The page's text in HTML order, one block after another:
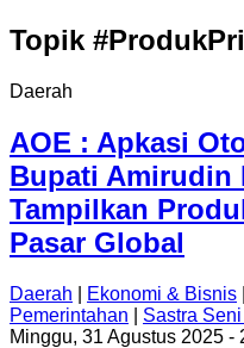
Topik
Daerah
AOE : Apkasi
Bupati Amirudin
Tampilkan
Pasar Global
Daerah Ekonomi & Bisnis
Pemerintahan
Sastra
Minggu, 31 Agustus 2025 -